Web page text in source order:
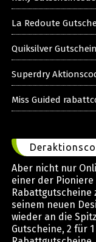
La Redoute
Quiksilver Gutschein
Superdry
Miss Guided
Aber nicht nur
einer der
Rabattgutscheine
seinem neuen
wieder an die
Gutscheine, 2 für